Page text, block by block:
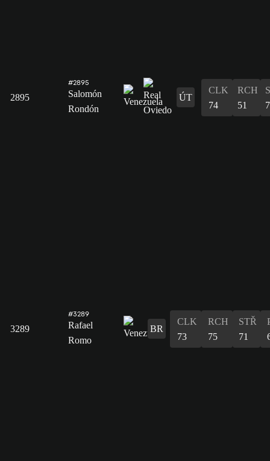
2895
#2895
Salomón
Rondón
ÚT
CLK
74
RCH
51
3289
#3289
Rafael
Romo
BR
CLK
73
RCH
75
STŘ
71